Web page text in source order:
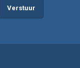
Verstuur